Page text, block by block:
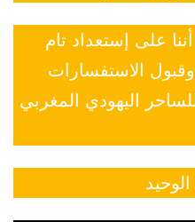
على إستعداد تام
الاستفسارات
اليهودي المغربي